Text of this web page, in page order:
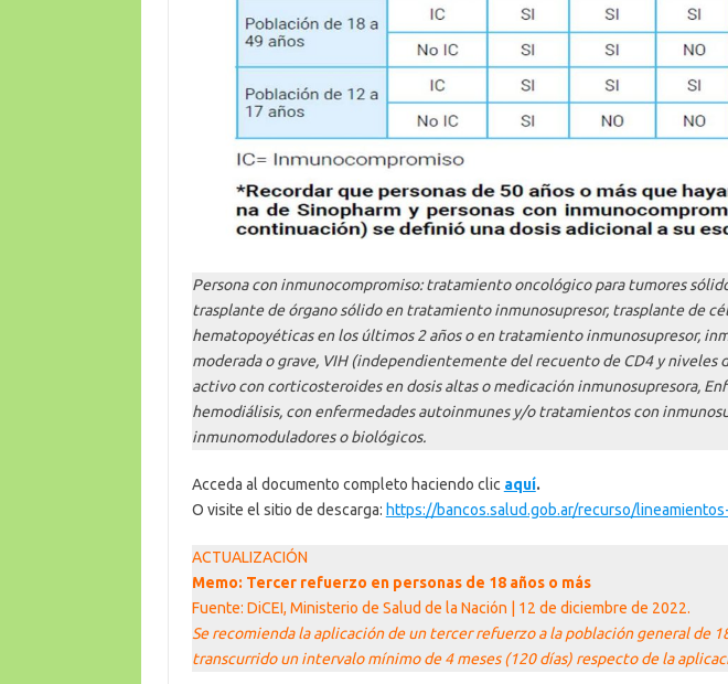
Persona con inmunocompromiso: tratamiento oncológico para tumores
trasplante de órgano sólido en tratamiento inmunosupresor, trasplante de
hematopoyéticas en los últimos 2 años o en tratamiento inmunosupresor,
moderada o grave, VIH (independientemente del recuento de CD4 y niveles
activo con corticosteroides en dosis altas o medicación inmunosupresora,
hemodiálisis, con enfermedades autoinmunes y/o tratamientos con
inmunomoduladores o biológicos.
Acceda al documento completo haciendo clic aquí.
O visite el sitio de descarga: https://bancos.salud.gob.ar/recurso/
ACTUALIZACIÓN
Memo: Tercer refuerzo en personas de 18 años o más
Fuente: DiCEI, Ministerio de Salud de la Nación | 12 de diciembre de 2022.
Se recomienda la aplicación de un tercer refuerzo a la población general de
transcurrido un intervalo mínimo de 4 meses (120 días) respecto de la